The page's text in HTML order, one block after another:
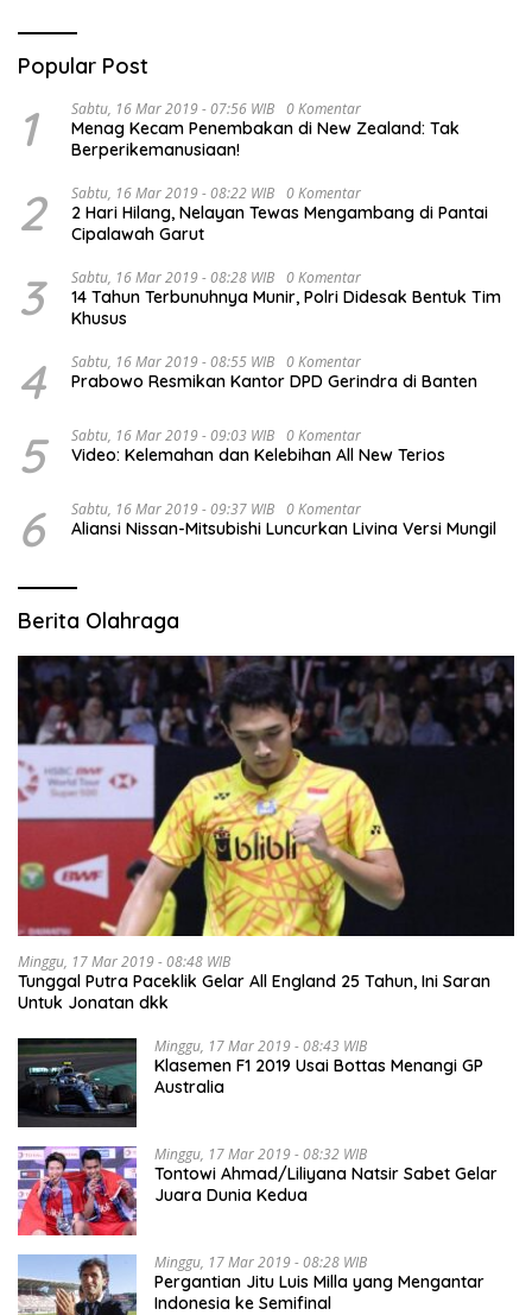
Popular Post
1 Sabtu, 16 Mar 2019 - 07:56 WIB 0 Komentar
Menag Kecam Penembakan di New Zealand: Tak
Berperikemanusiaan!
2 Sabtu, 16 Mar 2019 - 08:22 WIB 0 Komentar
2 Hari Hilang, Nelayan Tewas Mengambang di Pantai
Cipalawah Garut
3 Sabtu, 16 Mar 2019 - 08:28 WIB 0 Komentar
14 Tahun Terbunuhnya Munir, Polri Didesak Bentuk Tim
Khusus
4 Sabtu, 16 Mar 2019 - 08:55 WIB 0 Komentar
Prabowo Resmikan Kantor DPD Gerindra di Banten
5 Sabtu, 16 Mar 2019 - 09:03 WIB 0 Komentar
Video: Kelemahan dan Kelebihan All New Terios
6 Sabtu, 16 Mar 2019 - 09:37 WIB 0 Komentar
Aliansi Nissan-Mitsubishi Luncurkan Livina Versi Mungil
Berita Olahraga
Minggu, 17 Mar 2019 - 08:48 WIB
Tunggal Putra Paceklik Gelar All England 25 Tahun, Ini Saran
Untuk Jonatan dkk
Minggu, 17 Mar 2019 - 08:43 WIB
Klasemen F1 2019 Usai Bottas Menangi GP
Australia
Minggu, 17 Mar 2019 - 08:32 WIB
Tontowi Ahmad/Liliyana Natsir Sabet Gelar
Juara Dunia Kedua
Minggu, 17 Mar 2019 - 08:28 WIB
Pergantian Jitu Luis Milla yang Mengantar
Indonesia ke Semifinal